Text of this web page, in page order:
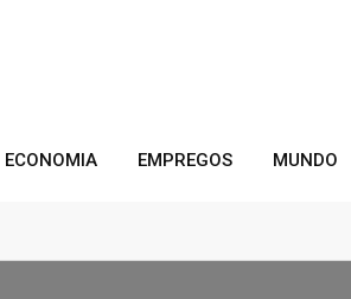
ECONOMIA EMPREGOS MUNDO